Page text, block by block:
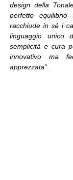
design della
perfetto
racchiude in sé i
linguaggio unico
semplicità e cura
innovativo ma
apprezzata”.